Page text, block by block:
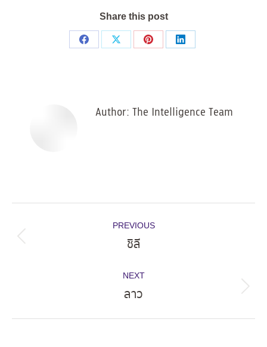
Share this post
Share
Share
Share
Share
Author: The Intelligence Team
navigation
PREVIOUS
Previous
ชิลี
NEXT
Next
ลาว